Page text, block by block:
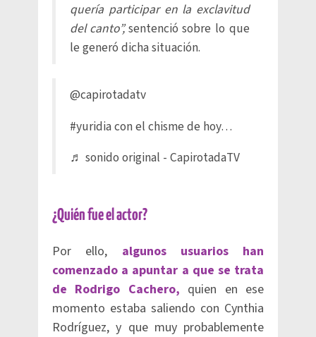
quería participar en la exclavitud
del canto”,sentenció sobre lo que
le generó dicha situación.
@capirotadatv
#yuridiacon el chisme de hoy…
♬ sonido original - CapirotadaTV
¿Quién fue el actor?
Por ello, algunos usuarios han
comenzado a apuntar a que se trata
de Rodrigo Cachero, quien en ese
momento estaba saliendo con Cynthia
Rodríguez, y que muy probablemente